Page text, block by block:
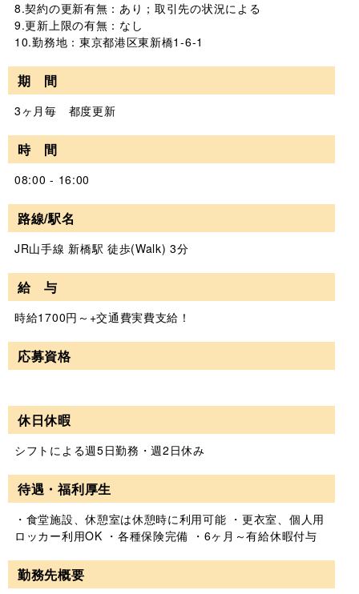
8.契約の更新有無：あり；取引先の状況による
9.更新上限の有無：なし
10.勤務地：東京都港区東新橋1-6-1
期 間
3ヶ月毎 都度更新
時 間
08:00 - 16:00
路線/駅名
JR山手線 新橋駅 徒歩(Walk) 3分
給 与
時給1700円～+交通費実費支給！
応募資格
休日休暇
シフトによる週5日勤務・週2日休み
待遇・福利厚生
・食堂施設、休憩室は休憩時に利用可能 ・更衣室、個人用
ロッカー利用OK ・各種保険完備 ・6ヶ月～有給休暇付与
勤務先概要